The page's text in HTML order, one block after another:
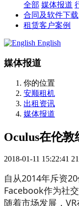
全部 媒体报道
合同及软件下载
租赁客户案例
English
媒体报道
你的位置
安顺租机
出租资讯
媒体报道
Oculus在伦敦
2018-01-11 15:22:41 21
自从2014年斥资
Facebook作为社
随着市场发展，